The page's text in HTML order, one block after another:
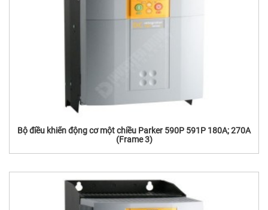
Bộ điều khiển động cơ một chiều Parker 590P 591P 180A; 270A
(Frame 3)